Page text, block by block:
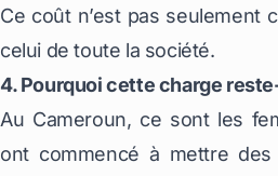
Ce coût n’est pas seulement
celui de toute la société.
4. Pourquoi cette charge
Au Cameroun, ce sont les
ont commencé à mettre